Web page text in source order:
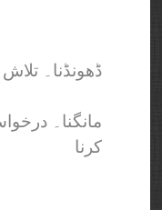
ڈھونڈنا۔
مانگنا۔
کرنا